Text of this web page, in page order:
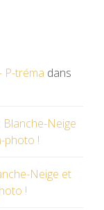
P-tréma dans
Neige
photo !
Neige et
!